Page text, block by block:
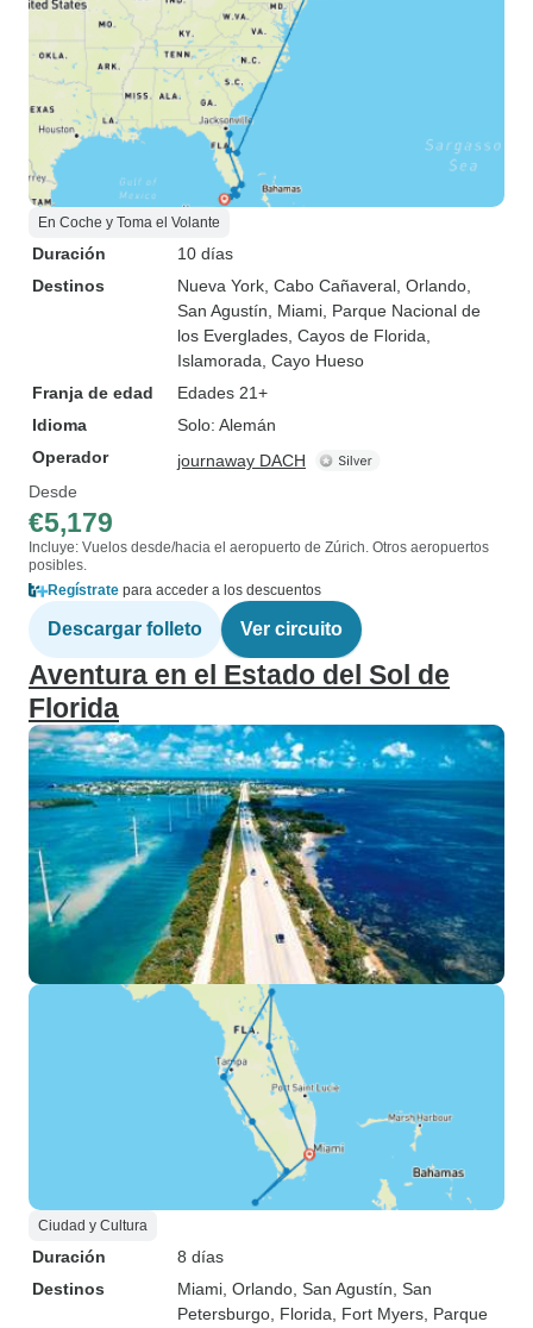
En Coche y Toma el Volante
Duración
10 días
Destinos
Nueva York , Cabo Cañaveral , Orlando
San Agustín , Miami , Parque Nacional de
los Everglades , Cayos de Florida
Islamorada , Cayo Hueso
Franja de edad
Edades 21+
Idioma
Solo: Alemán
Operador
journaway DACH
Desde
€5,179
Incluye: Vuelos desde/hacia el aeropuerto de Zúrich. Otros aeropuertos
posibles.
Regístrate para acceder a los descuentos
Descargar folleto Ver circuito
Aventura en el Estado del Sol de
Florida
Ciudad y Cultura
Duración
8 días
Destinos
Miami , Orlando , San Agustín , San
Petersburgo, Florida , Fort Myers , Parque